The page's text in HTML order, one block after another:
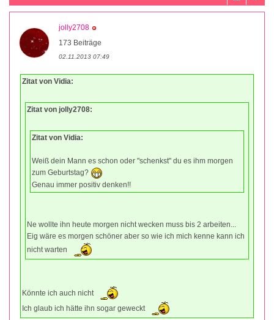
jolly2708
173 Beiträge
02.11.2013 07:49
Zitat von Vidia:
Zitat von jolly2708:
Zitat von Vidia:
Weiß dein Mann es schon oder "schenkst" du es ihm morgen
zum Geburtstag?
Genau immer positiv denken!!
Ne wollte ihn heute morgen nicht wecken muss bis 2 arbeiten...
Eig wäre es morgen schöner aber so wie ich mich kenne kann ich
nicht warten
Könnte ich auch nicht
Ich glaub ich hätte ihn sogar geweckt